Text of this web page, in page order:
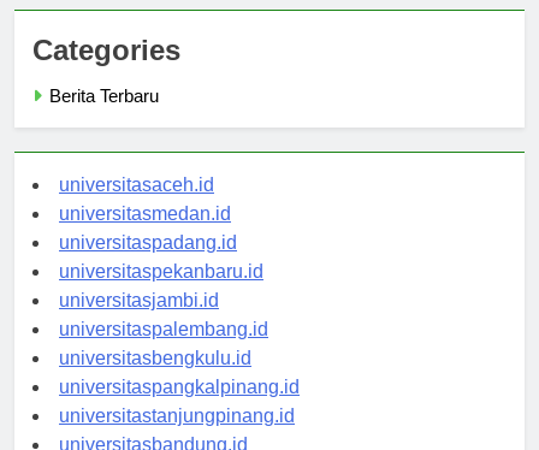
Categories
universitasaceh.id
universitasmedan.id
universitaspadang.id
universitaspekanbaru.id
universitasjambi.id
universitaspalembang.id
universitasbengkulu.id
universitaspangkalpinang.id
universitastanjungpinang.id